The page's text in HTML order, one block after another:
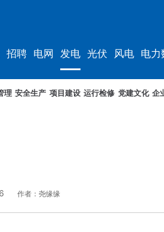
招聘 电网 发电 光伏 风电 电力
理 安全生产 项目建设 运行检修 党建文化 企
作者：尧缘缘